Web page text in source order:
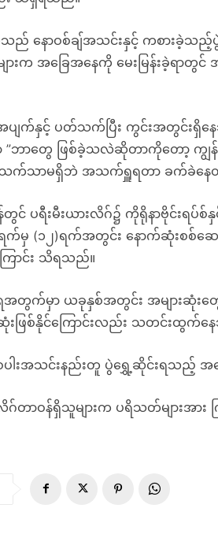
ည် နောဝစ်ချ်အသင်းနှင့် ကစားခဲ့သ
ျားက အခြေအနေကို မေးမြန်းခဲ့ရာ
ပျက်နှင့် ပတ်သက်ပြီး ကွင်းအတွင်းရှိန
ရာ ”ဘာတွေ ဖြစ်ခဲ့သလဲဆိုတာကိုတော့
သာမရှိဘဲ အသက်ရှူရတာ ခက်ခဲနေတယ်
င် ပရီးမီးယားလိဂ်၌ ကိုရိုနာဗိုင်းရပ်စ်
က်မှ (၁၂)ရက်အတွင်း နောက်ဆုံးစစ်ဆ
ာင်း သိရသည်။
တွက်မှာ ယခုနှစ်အတွင်း အများဆုံး
းဖြစ်နိုင်ကြောင်းလည်း သတင်းထွက်န
ပါးအသင်းနည်းတူ ပွဲရွှေ့ဆိုင်းရသည့် အ
လိဂ်တာဝန်ရှိသူများက ပရိသတ်များအာ